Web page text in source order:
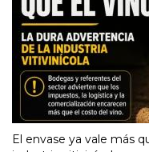
El envase ya vale más